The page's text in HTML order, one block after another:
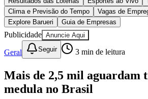
10 anos de JBnovo portalconfira as novidades